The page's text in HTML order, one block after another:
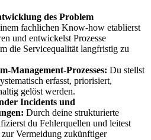
des Problem
fachlichen Know-how etablierst
und entwickelst Prozesse
die Servicequalität langfristig zu
Management-Prozesses: Du stellst
erfasst, priorisiert,
gelöst werden.
Incidents und
Durch deine strukturierte
du Fehlerquellen und leitest
Vermeidung zukünftiger